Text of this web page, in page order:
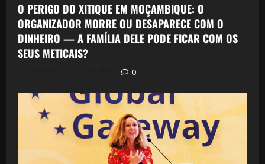
O PERIGO DO XITIQUE EM MOÇAMBIQUE: O
ORGANIZADOR MORRE OU DESAPARECE COM O
DINHEIRO — A FAMÍLIA DELE PODE FICAR COM OS
SEUS METICAIS?
0